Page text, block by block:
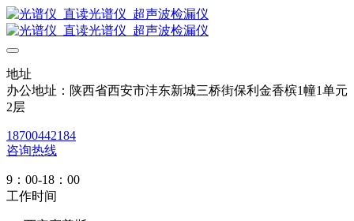
地址
办公地址：陕西省西安市沣东新城三桥街保利金香槟1幢1单元
2层
18700442184
咨询热线
9：00-18：00
工作时间